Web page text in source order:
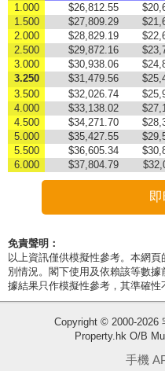
1.000
$26,812.55
1.500
$27,809.29
2.000
$28,829.19
2.500
$29,872.16
3.000
$30,938.06
3.250
$31,479.56
3.500
$32,026.74
4.000
$33,138.02
4.500
$34,271.70
5.000
$35,427.55
5.500
$36,605.34
6.000
$37,804.79
免責聲明：
以上資訊僅供模擬性參考。本網
別情況。閣下使用及依賴該等數
據結果只作模擬性參考，其準確性
Copyright © 2000-2026
Property.hk O/B
手機